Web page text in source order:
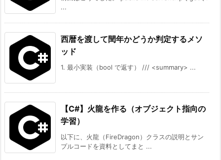
...
西暦を渡して閏年かどうか判定するメソ
ッド
1. 最小実装（bool で返す） /// <summary> ...
【C#】火龍を作る（オブジェクト指向の
学習）
以下に、火龍（FireDragon）クラスの説明とサン
プルコードを資料としてまと ...